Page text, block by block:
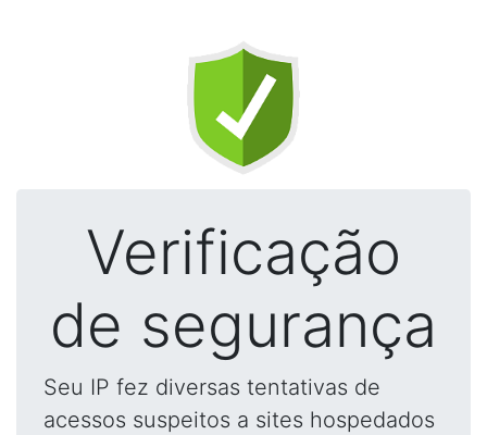
Verificação
de segurança
Seu IP fez diversas tentativas de
acessos suspeitos a sites hospedados